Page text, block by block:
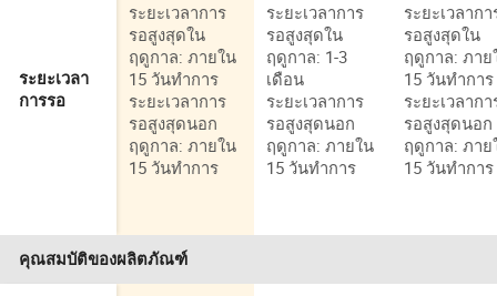
ระยะเวลา
การรอ
ระยะเวลาการ
รอสูงสุดใน
ฤดูกาล: ภายใน
15 วันทำการ
ระยะเวลาการ
รอสูงสุดนอก
ฤดูกาล: ภายใน
15 วันทำการ
ระยะเวลาการ
รอสูงสุดใน
ฤดูกาล: 1-3
เดือน
ระยะเวลาการ
รอสูงสุดนอก
ฤดูกาล: ภายใน
15 วันทำการ
ระยะเวลากา
รอสูงสุดใน
ฤดูกาล: ภาย
15 วันทำการ
ระยะเวลากา
รอสูงสุดนอก
ฤดูกาล: ภาย
15 วันทำการ
คุณสมบัติของผลิตภัณฑ์